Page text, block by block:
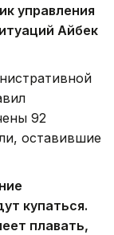
управления
Айбек
92
оставившие
купаться.
плавать,